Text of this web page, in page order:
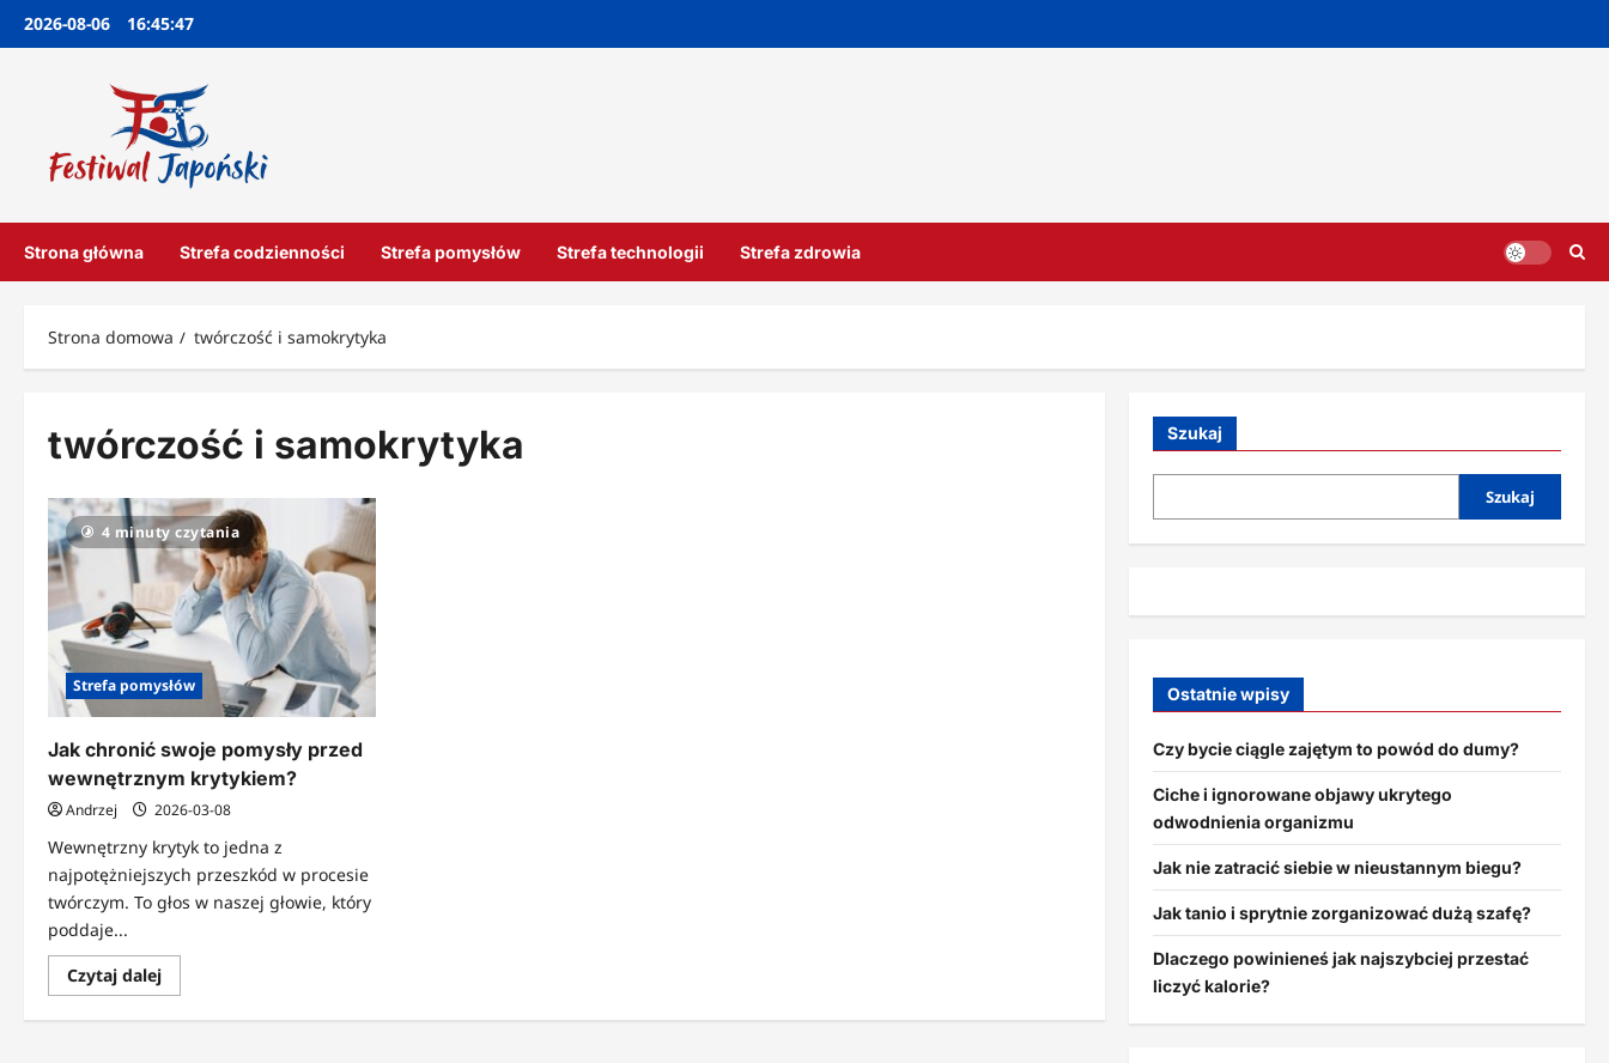
Przejdź
2026-08-06 16:45:48
Strona główna Strefa codzienności Strefa pomysłów Strefa technologii Strefa zdrowia
Strona domowa twórczość i samokrytyka
twórczość i samokrytyka
4 minuty czytania
Strefa pomysłów
Jak chronić swoje pomysły przed
wewnętrznym krytykiem?
Andrzej 2026-03-08
Wewnętrzny krytyk to jedna z
najpotężniejszych przeszkód w procesie
twórczym. To głos w naszej głowie, który
poddaje...
Czytaj dalejDowiedz
się
o
Szukaj
Szukaj
Ostatnie wpisy
Czy bycie ciągle zajętym to powód do dumy?
Ciche i ignorowane objawy ukrytego
odwodnienia organizmu
Jak nie zatracić siebie w nieustannym biegu?
Jak tanio i sprytnie zorganizować dużą szafę?
Dlaczego powinieneś jak najszybciej przestać
liczyć kalorie?